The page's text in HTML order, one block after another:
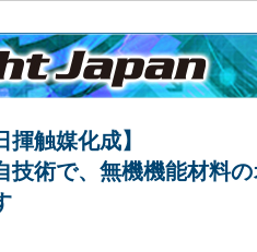
揮触媒化成】
技術で、無機機能材料